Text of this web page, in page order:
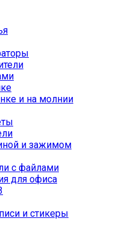
и на молнии
и зажимом
с файлами
для офиса
и стикеры